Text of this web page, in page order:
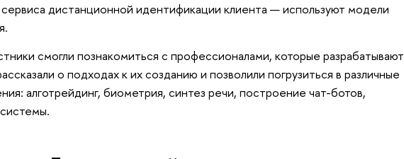
дистанционной идентификации клиента — используют модели
смогли познакомиться с профессионалами, которые разрабатывают
о подходах к их созданию и позволили погрузиться в различные
алготрейдинг, биометрия, синтез речи, построение чат-ботов,